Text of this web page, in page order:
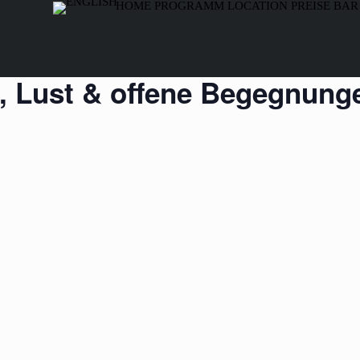
HOME PROGRAMM LOCATION PREISE BAR
Lust & offene